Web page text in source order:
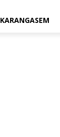
KARANGASEM